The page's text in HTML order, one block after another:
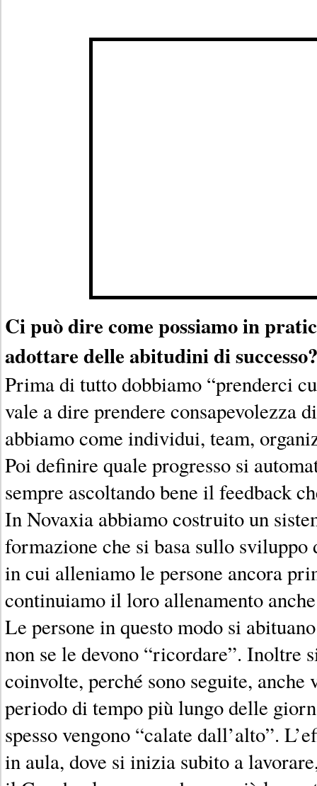
Ci può dire come possiamo in
adottare delle abitudini di successo?
Prima di tutto dobbiamo “prenderci
vale a dire prendere consapevolezza
abbiamo come individui, team,
Poi definire quale progresso si
sempre ascoltando bene il feedback
In Novaxia abbiamo costruito un
formazione che si basa sullo
in cui alleniamo le persone ancora
continuiamo il loro allenamento
Le persone in questo modo si
non se le devono “ricordare”. Inoltre
coinvolte, perché sono seguite,
periodo di tempo più lungo delle
spesso vengono “calate dall’alto”.
in aula, dove si inizia subito a